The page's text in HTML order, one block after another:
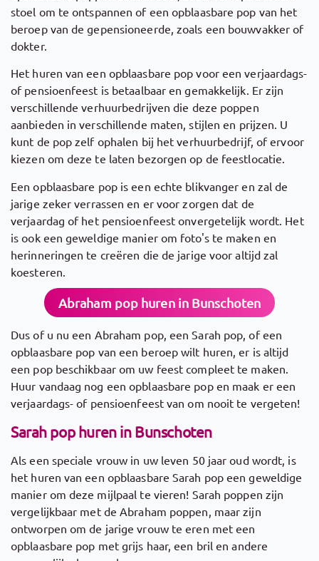
stoel om te ontspannen of een opblaasbare pop van het
beroep van de gepensioneerde, zoals een bouwvakker of
dokter.
Het huren van een opblaasbare pop voor een verjaardags-
of pensioenfeest is betaalbaar en gemakkelijk. Er zijn
verschillende verhuurbedrijven die deze poppen
aanbieden in verschillende maten, stijlen en prijzen. U
kunt de pop zelf ophalen bij het verhuurbedrijf, of ervoor
kiezen om deze te laten bezorgen op de feestlocatie.
Een opblaasbare pop is een echte blikvanger en zal de
jarige zeker verrassen en er voor zorgen dat de
verjaardag of het pensioenfeest onvergetelijk wordt. Het
is ook een geweldige manier om foto's te maken en
herinneringen te creëren die de jarige voor altijd zal
koesteren.
Abraham pop huren in Bunschoten
Dus of u nu een Abraham pop, een Sarah pop, of een
opblaasbare pop van een beroep wilt huren, er is altijd
een pop beschikbaar om uw feest compleet te maken.
Huur vandaag nog een opblaasbare pop en maak er een
verjaardags- of pensioenfeest van om nooit te vergeten!
Sarah pop huren in Bunschoten
Als een speciale vrouw in uw leven 50 jaar oud wordt, is
het huren van een opblaasbare Sarah pop een geweldige
manier om deze mijlpaal te vieren! Sarah poppen zijn
vergelijkbaar met de Abraham poppen, maar zijn
ontworpen om de jarige vrouw te eren met een
opblaasbare pop met grijs haar, een bril en andere